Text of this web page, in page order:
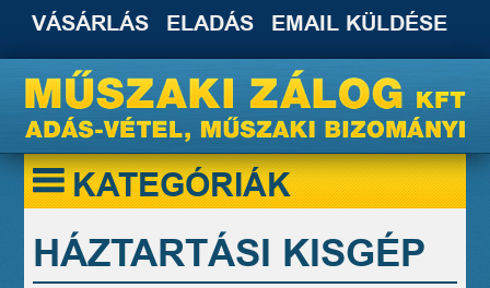
VÁSÁRLÁS ELADÁS EMAIL KÜLDÉSE
KATEGÓRIÁK
HÁZTARTÁSI KISGÉP